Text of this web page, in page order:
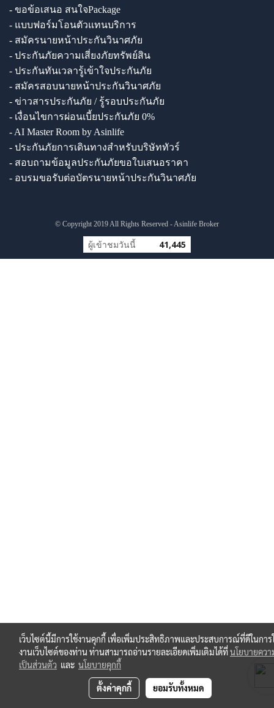
- ขอข้อเสนอ สนใจPackage
- แบบฟอร์มโอนตัวแทนบริการ
- สมัครนายหน้าประกันวินาศภัย
- ประกันภัยความเสี่ยงภัยทรัพย์สิน
- ประกันทันเวลารู้เข้าใจประกันภัย
- สมัครสอบนายหน้าประกันวินาศภัย
- ข่าวสารประกันภัย / รู้รอบประกันภัย
- เงื่อนไขการผ่อนเบี้ยประกันภัย 0%
- AI Master Room by Asinlife
- ประกันภัยการเดินทางสำหรับบริษัททัวร์
- สอบถามข้อมูลประกันภัยขอใบเสนอราคา
- อบรมขอรับต่อบัตรนายหน้าประกันวินาศภัย
© Copyright 2019 All Rights Reserved - Asinlife Broker
ผู้เข้าชมวันนี้ 41,445
เว็บไซต์นี้มีการใช้งานคุกกี้ เพื่อเพิ่มประสิทธิภาพและประสบการณ์ที่ดีในการ
งานเว็บไซต์ของท่าน ท่านสามารถอ่านรายละเอียดเพิ่มเติมได้ที่นโยบายคว
เป็นส่วนตัว และ นโยบายคุกกี้
ตั้งค่าคุกกี้ ยอมรับทั้งหมด